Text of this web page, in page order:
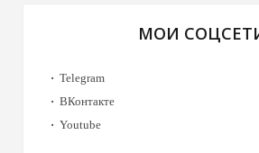
МОИ
Telegram
ВКонтакте
Youtube